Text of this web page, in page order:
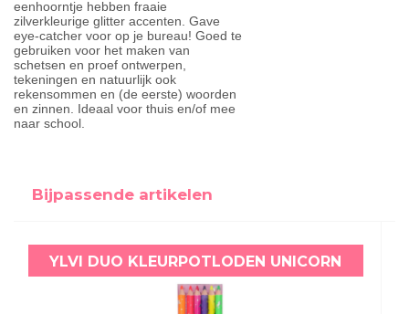
eenhoorntje hebben fraaie
zilverkleurige glitter accenten. Gave
eye-catcher voor op je bureau! Goed te
gebruiken voor het maken van
schetsen en proef ontwerpen,
tekeningen en natuurlijk ook
rekensommen en (de eerste) woorden
en zinnen. Ideaal voor thuis en/of mee
naar school.
Bijpassende artikelen
YLVI DUO KLEURPOTLODEN UNICORN